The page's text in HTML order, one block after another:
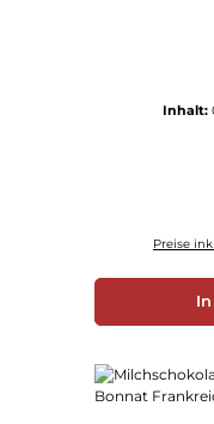
Inhalt:
Preise